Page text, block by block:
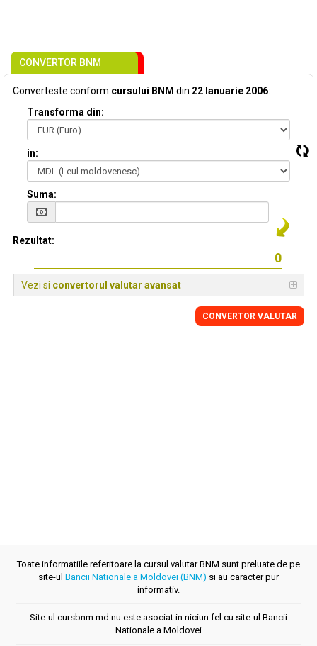
CONVERTOR BNM
Converteste conform cursului BNM din 22 Ianuarie 2006:
Transforma din:
in:
Suma:
Rezultat:
Vezi si convertorul valutar avansat
CONVERTOR VALUTAR
Toate informatiile referitoare la cursul valutar BNM sunt preluate de pe
site-ul Bancii Nationale a Moldovei (BNM) si au caracter pur
informativ.
Site-ul cursbnm.md nu este asociat in niciun fel cu site-ul Bancii
Nationale a Moldovei